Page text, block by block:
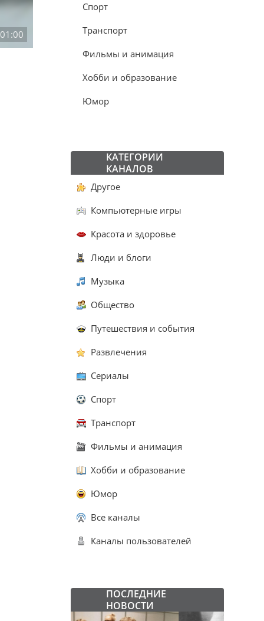
Спорт
Транспорт
Фильмы и анимация
Хобби и образование
Юмор
КАТЕГОРИИ
КАНАЛОВ
Другое
Компьютерные игры
Красота и здоровье
Люди и блоги
Музыка
Общество
Путешествия и события
Развлечения
Сериалы
Спорт
Транспорт
Фильмы и анимация
Хобби и образование
Юмор
Все каналы
Каналы пользователей
ПОСЛЕДНИЕ
НОВОСТИ